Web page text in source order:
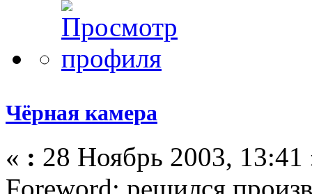
Чёрная камера
« : 28 Ноябрь 2003, 13:41